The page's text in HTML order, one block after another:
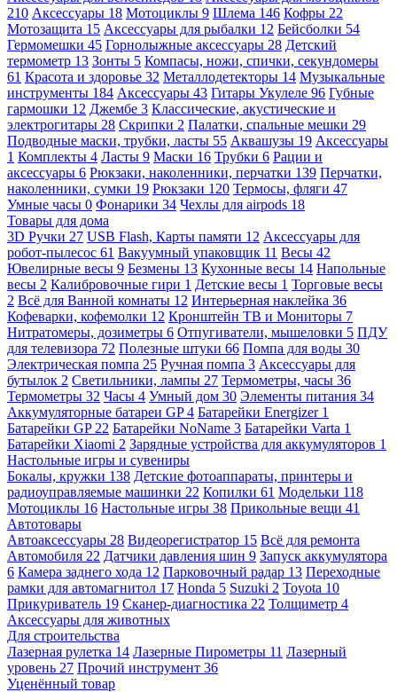
210 Аксессуары 18 Мотоциклы 9 Шлема 146 Кофры 22
Мотозащита 15 Аксессуары для рыбалки 12 Бейсболки 54
Гермомешки 45 Горнолыжные аксессуары 28 Детский
термометр 13 Зонты 5 Компасы, ножи, спички, секундомеры
61 Красота и здоровье 32 Металлодетекторы 14 Музыкальные
инструменты 184 Аксессуары 43 Гитары Укулеле 96 Губные
гармошки 12 Джембе 3 Классические, акустические и
электрогитары 28 Скрипки 2 Палатки, спальные мешки 29
Подводные маски, трубки, ласты 55 Аквашузы 19 Аксессуары
1 Комплекты 4 Ласты 9 Маски 16 Трубки 6 Рации и
аксессуары 6 Рюкзаки, наколенники, перчатки 139 Перчатки,
наколенники, сумки 19 Рюкзаки 120 Термосы, фляги 47
Умные часы 0 Фонарики 34 Чехлы для airpods 18
Товары для дома
3D Ручки 27 USB Flash, Карты памяти 12 Аксессуары для
робот-пылесос 61 Вакуумный упаковщик 11 Весы 42
Ювелирные весы 9 Безмены 13 Кухонные весы 14 Напольные
весы 2 Калибровочные гири 1 Детские весы 1 Торговые весы
2 Всё для Ванной комнаты 12 Интерьерная наклейка 36
Кофеварки, кофемолки 12 Кронштейн ТВ и Мониторы 7
Нитратомеры, дозиметры 6 Отпугиватели, мышеловки 5 ПДУ
для телевизора 72 Полезные штуки 66 Помпа для воды 30
Электрическая помпа 25 Ручная помпа 3 Аксессуары для
бутылок 2 Светильники, лампы 27 Термометры, часы 36
Термометры 32 Часы 4 Умный дом 30 Элементы питания 34
Аккумуляторные батареи GP4 Батарейки Energizer 1
Батарейки GP 22 Батарейки NoName 3 Батарейки Varta 1
Батарейки Xiaomi 2 Зарядные устройства для аккумуляторов 1
Настольные игры и сувениры
Бокалы, кружки 138 Детские фотоаппараты, принтеры и
радиоуправляемые машинки 22 Копилки 61 Модельки 118
Мотоциклы 16 Настольные игры 38 Прикольные вещи 41
Автотовары
Автоаксессуары 28 Видеорегистратор 15 Всё для ремонта
Автомобиля 22 Датчики давления шин 9 Запуск аккумулятора
6 Камера заднего хода 12 Парковочный радар 13 Переходные
рамки для автомагнитол 17 Honda 5 Suzuki 2 Toyota 10
Прикуриватель 19 Сканер-диагностика 22 Толщиметр 4
Аксессуары для животных
Для строительства
Лазерная рулетка 14 Лазерные Пирометры 11 Лазерный
уровень 27 Прочий инструмент 36
Уценённый товар